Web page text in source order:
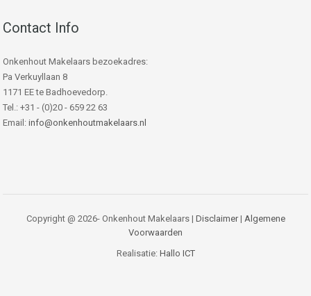
Contact Info
Onkenhout Makelaars bezoekadres:
Pa Verkuyllaan 8
1171 EE te Badhoevedorp.
Tel.: +31 - (0)20 - 659 22 63
Email: info@onkenhoutmakelaars.nl
Copyright @ 2026- Onkenhout Makelaars | Disclaimer| Algemene
Voorwaarden
Realisatie: Hallo ICT